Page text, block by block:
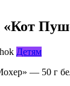
«Кот
Детям
— 50 г